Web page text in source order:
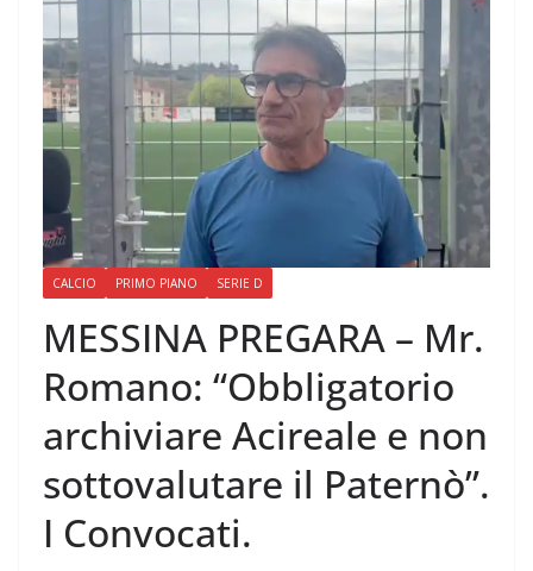
CALCIO PRIMO PIANO SERIE D
MESSINA PREGARA – Mr.
Romano: “Obbligatorio
archiviare Acireale e non
sottovalutare il Paternò”.
I Convocati.